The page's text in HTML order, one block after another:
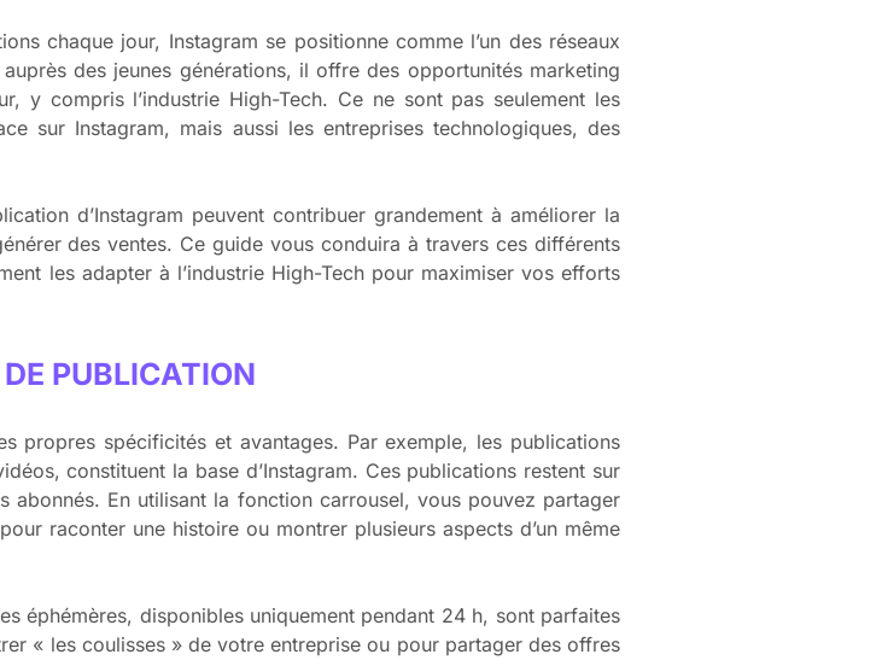
chaque jour, Instagram se positionne comme l’un des réseaux
des jeunes générations, il offre des opportunités marketing
y compris l’industrie High-Tech. Ce ne sont pas seulement les
sur Instagram, mais aussi les entreprises technologiques, des
d’Instagram peuvent contribuer grandement à améliorer la
des ventes. Ce guide vous conduira à travers ces différents
les adapter à l’industrie High-Tech pour maximiser vos efforts
PUBLICATION
propres spécificités et avantages. Par exemple, les publications
constituent la base d’Instagram. Ces publications restent sur
En utilisant la fonction carrousel, vous pouvez partager
raconter une histoire ou montrer plusieurs aspects d’un même
éphémères, disponibles uniquement pendant 24 h, sont parfaites
« les coulisses » de votre entreprise ou pour partager des offres